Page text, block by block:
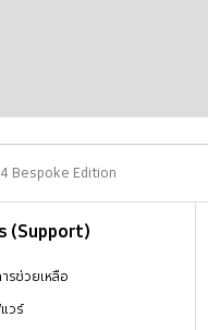
Bespoke Edition
(Support)
รช่วยเหลือ
วร์